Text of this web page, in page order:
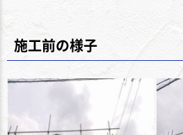
施工前の様子